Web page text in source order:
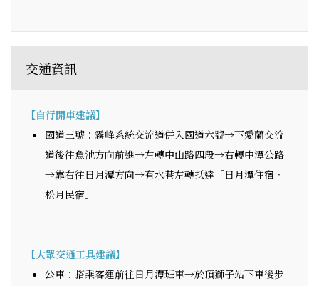
交通資訊
【自行開車建議】
國道三號：霧峰系統交流道併入國道六號→下愛蘭交流
道後往魚池方向前進→左轉中山路四段→右轉中潭公路
→靠右往日月潭方向→有水巷左轉抵達「日月潭住宿‧
松月民宿」
【大眾交通工具建議】
公車：搭乘客運前往日月潭班車→於頂獅子站下車後步